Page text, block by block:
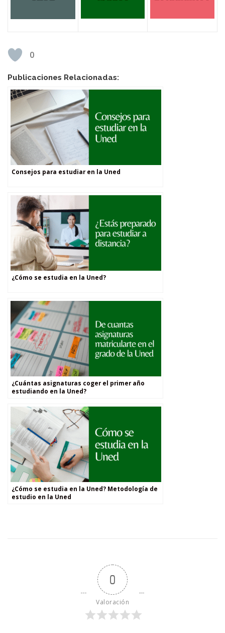
0
Publicaciones Relacionadas:
Consejos para estudiar en la Uned
¿Cómo se estudia en la Uned?
¿Cuántas asignaturas coger el primer año
estudiando en la Uned?
¿Cómo se estudia en la Uned? Metodología de
estudio en la Uned
0
Valoración